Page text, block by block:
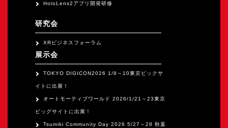
HoloLens2アプリ開発研修
研究会
XRビジネスフォーラム
展示会
TOKYO DIGICON2026 1/8～10東京ビックサ
イトに出展！
オートモーティブワールド 2026/1/21～23東京
ビッグサイトに出展！
Tsumiki Community Day 2026 5/27～28 秋葉